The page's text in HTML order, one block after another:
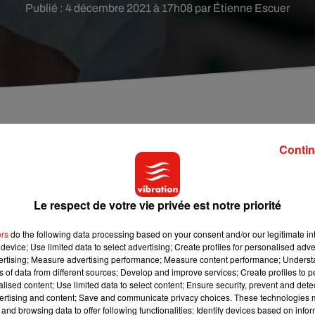
Publié : 4 décembre 2021 à 17h08 par Étienne Escuer
et-Loire, selon l'Agence régionale de santé.
Loire, annonce ce samedi 4 décembre l'Agence régionale de
ans habitant l'agglomération tourangelle, testé positif au
Lui et un cas contact ont été placés à l'isolement.
en France.
Le respect de votre vie privée est notre priorité
do the following data processing based on your consent and/or our legitimate
Use limited data to select advertising; Create profiles for personalised
Measure advertising performance; Measure content performance;
of data from different sources; Develop and improve services; Create profiles to
content; Use limited data to select content; Ensure security, prevent and
and content; Save and communicate privacy choices. These technologies
browsing data to offer following functionalities: Identify devices based on